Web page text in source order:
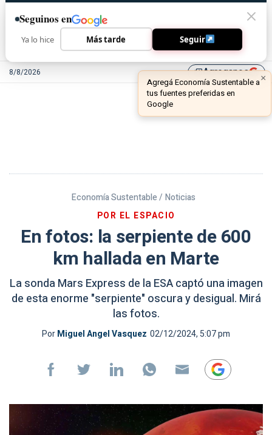
8/8/2026 library_addAgreganos
Economía Sustentable / Noticias
POR EL ESPACIO
En fotos: la serpiente de 600
km hallada en Marte
La sonda Mars Express de la ESA captó una imagen
de esta enorme "serpiente" oscura y desigual. Mirá
las fotos.
PorMiguel Angel Vasquez 02/12/2024, 5:07 pm
Seguinos en
Ya lo hice Más tarde Seguir